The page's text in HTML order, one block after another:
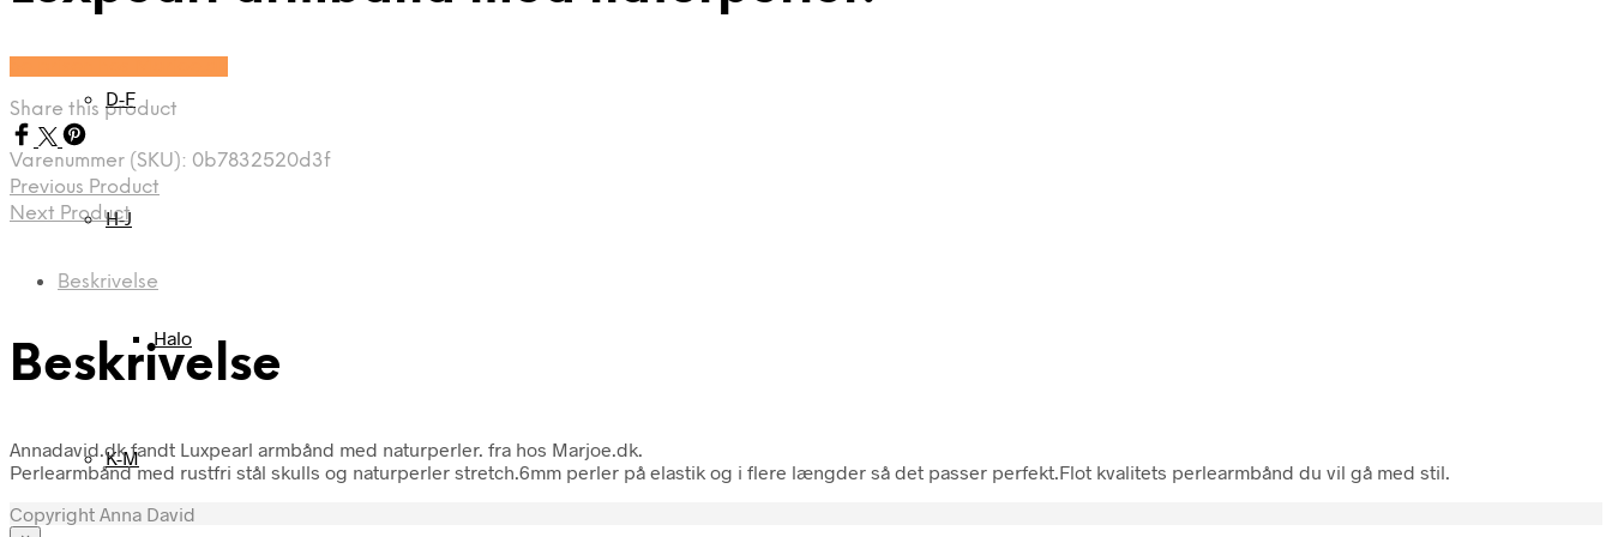
D-F
H-J
Halo
K-M
Share this product
Varenummer (SKU): 0b7832520d3f
Previous Product
Next Product
Beskrivelse
Beskrivelse
Annadavid.dk fandt Luxpearl armbånd med naturperler. fra hos Marjoe.dk.
Perlearmbånd med rustfri stål skulls og naturperler stretch.6mm perler på elastik og i flere længder så det passer perfekt.Flot kvalitets perlearmbånd du vil gå med stil.
Copyright Anna David